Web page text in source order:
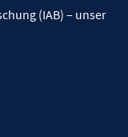
(IAB) – unser